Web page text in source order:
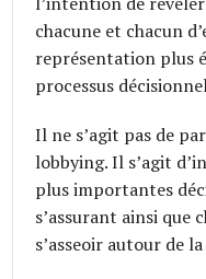
chacune et chacun
représentation plus
processus
Il ne s’agit pas de
lobbying. Il s’agit
plus importantes
s’assurant ainsi que
s’asseoir autour de